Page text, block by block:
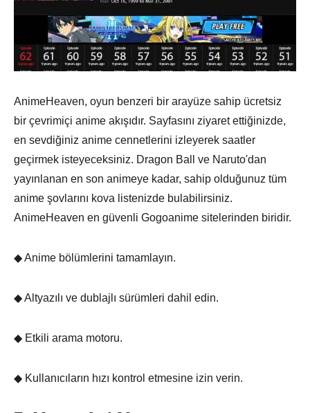
AnimeHeaven, oyun benzeri bir arayüze sahip ücretsiz
bir çevrimiçi anime akışıdır. Sayfasını ziyaret ettiğinizde,
en sevdiğiniz anime cennetlerini izleyerek saatler
geçirmek isteyeceksiniz. Dragon Ball ve Naruto'dan
yayınlanan en son animeye kadar, sahip olduğunuz tüm
anime şovlarını kova listenizde bulabilirsiniz.
AnimeHeaven en güvenli Gogoanime sitelerinden biridir.
◆ Anime bölümlerini tamamlayın.
◆ Altyazılı ve dublajlı sürümleri dahil edin.
◆ Etkili arama motoru.
◆ Kullanıcıların hızı kontrol etmesine izin verin.